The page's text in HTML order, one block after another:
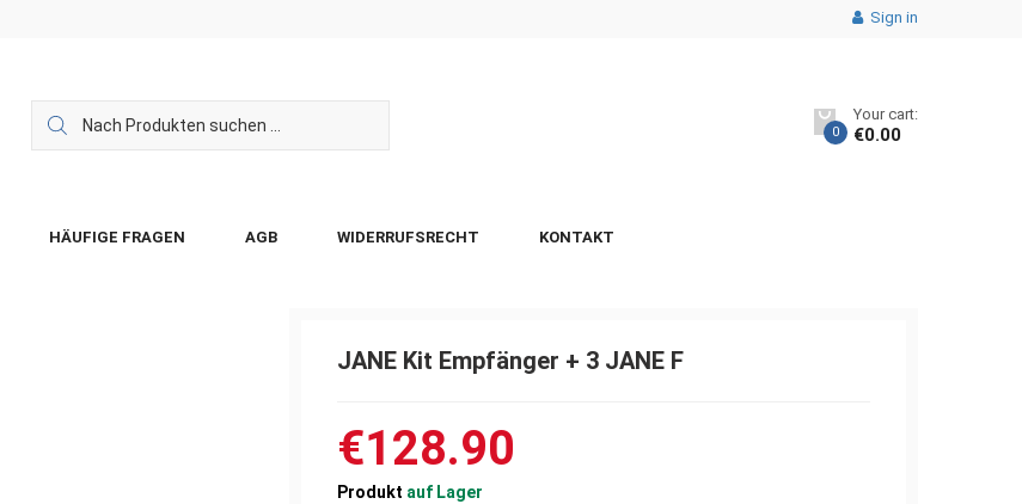
Sign in
0
Your cart:
€0.00
HÄUFIGE FRAGEN AGB WIDERRUFSRECHT KONTAKT
JANE Kit Empfänger + 3 JANE F
€128.90
Produkt auf Lager